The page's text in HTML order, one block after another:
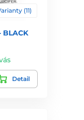
(11)
Detail